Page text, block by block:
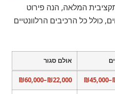
המלאה, הנה פירוט
ל-180 אורחים, כולל כל הרכיבים הרלוונטיים
אולם סגור
₪22,000–₪60,000